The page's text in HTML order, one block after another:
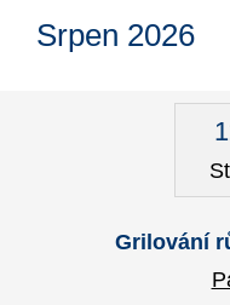
Srpen 2026
Grilování